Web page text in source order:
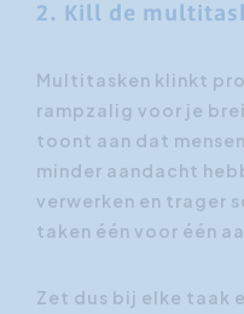
2. Kill de
Multitasken klinkt
rampzalig voor je
toont aan dat
minder aandacht
verwerken en trager
taken één voor één
Zet dus bij elke taak